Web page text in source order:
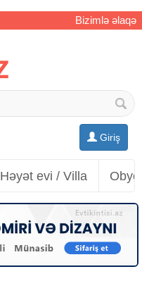
Bizimlə əlaqə
Giriş
Həyət evi / Villa